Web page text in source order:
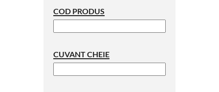
COD PRODUS
CUVANT CHEIE